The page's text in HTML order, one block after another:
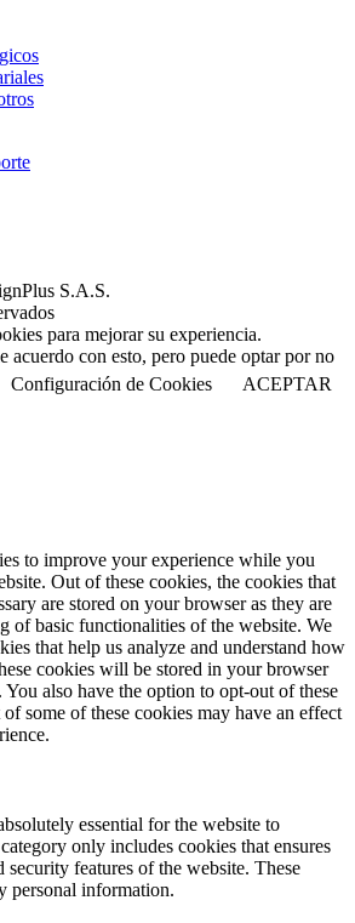
S.A.S.
para mejorar su experiencia.
acuerdo con esto, pero puede optar por no
Configuración de Cookies ACEPTAR
to improve your experience while you
Out of these cookies, the cookies that
are stored on your browser as they are
of basic functionalities of the website. We
that help us analyze and understand how
cookies will be stored in your browser
also have the option to opt-out of these
some of these cookies may have an effect
essential for the website to
only includes cookies that ensures
security features of the website. These
personal information.